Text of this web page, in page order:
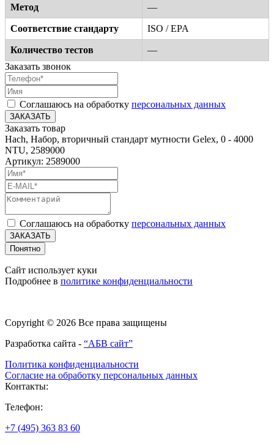
Метод —
Соответствие стандарту ISO / EPA
Количество тестов
—
Заказать звонок
Соглашаюсь на обработку персональных данных
ЗАКАЗАТЬ
Заказать товар
Hach, Набор, вторичный стандарт мутности Gelex, 0 - 4000
NTU, 2589000
Артикул: 2589000
Соглашаюсь на обработку персональных данных
ЗАКАЗАТЬ
Понятно
Сайт использует куки
Подробнее в политике конфиденциальности
Copyright © 2026 Все права защищены
Разработка сайта - “АБВ сайт”
Политика конфиденциальности
Согласие на обработку персональных данных
Контакты:
Телефон:
+7 (495) 363 83 60